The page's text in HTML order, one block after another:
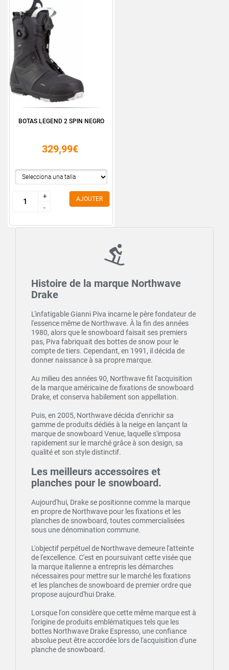
BOTAS LEGEND 2 SPIN NEGRO
329,99€
+
-
+
-
AJOUTER
Histoire de la marque Northwave
Drake
L'infatigable Gianni Piva incarne le père fondateur de
l'essence même de Northwave. À la fin des années
1980, alors que le snowboard faisait ses premiers
pas, Piva fabriquait des bottes de snow pour le
compte de tiers. Cependant, en 1991, il décida de
donner naissance à sa propre marque.
Au milieu des années 90, Northwave fit l'acquisition
de la marque américaine de fixations de snowboard
Drake, et conserva habilement son appellation.
Puis, en 2005, Northwave décida d'enrichir sa
gamme de produits dédiés à la neige en lançant la
marque de snowboard Venue, laquelle s'imposa
rapidement sur le marché grâce à son design, sa
qualité et son style distinctif.
Les meilleurs accessoires et
planches pour le snowboard.
Aujourd'hui, Drake se positionne comme la marque
en propre de Northwave pour les fixations et les
planches de snowboard, toutes commercialisées
sous une dénomination commune.
L'objectif perpétuel de Northwave demeure l'atteinte
de l'excellence. C'est en poursuivant cette visée que
la marque italienne a entrepris les démarches
nécessaires pour mettre sur le marché les fixations
et les planches de snowboard de premier ordre que
propose aujourd'hui Drake.
Lorsque l'on considère que cette même marque est à
l'origine de produits emblématiques tels que les
bottes Northwave Drake Espresso, une confiance
absolue peut être accordée lors de l'acquisition d'une
planche de snowboard.